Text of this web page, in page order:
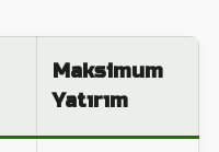
Maksimum
Yatırım